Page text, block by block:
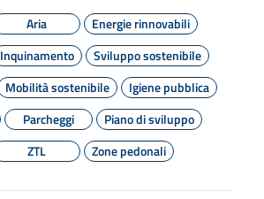
Aria
Energie rinnovabili
Inquinamento
Sviluppo sostenibile
Mobilità sostenibile
Igiene pubblica
Parcheggi
Piano di sviluppo
ZTL Zone pedonali